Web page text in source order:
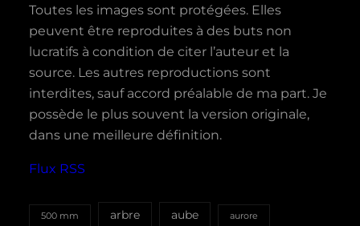
Toutes les images sont protégées. Elles
peuvent être reproduites à des buts non
lucratifs à condition de citer l’auteur et la
source. Les autres reproductions sont
interdites, sauf accord préalable de ma part. Je
possède le plus souvent la version originale,
dans une meilleure définition.
Flux RSS
500 mm arbre aube aurore